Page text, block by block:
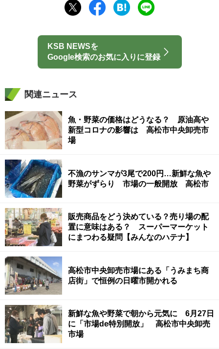
KSB NEWSを
Google検索のお気に入りに登録
関連ニュース
魚・野菜の価格はどうなる？ 原油高や
新型コロナの影響は 高松市中央卸売市
場
不漁のサンマが3尾で200円…新鮮な魚や
野菜がずらり 市場の一般開放 高松市
販売商品をどう決めている？売り場の配
置に意味はある？ スーパーマーケット
にまつわる疑問【みんなのハテナ】
高松市中央卸売市場にある「うみまち商
店街」で恒例の日曜市開かれる
新鮮な魚や野菜で朝から元気に 6月27日
に「市場de特別開放」 高松市中央卸売
市場